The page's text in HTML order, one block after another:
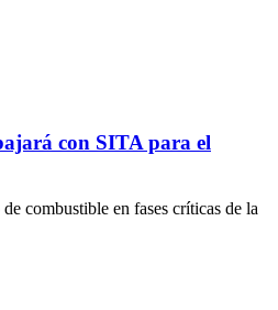
con SITA para el
combustible en fases críticas de la